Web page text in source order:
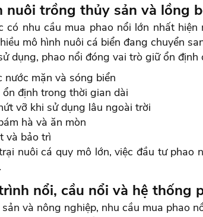
nuôi trồng thủy sản và lồng
có nhu cầu mua phao nổi lớn nhất
mô hình nuôi cá biển đang chuyển
dụng, phao nổi đóng vai trò giữ ổn
nước mặn và sóng biển
ổn định trong thời gian dài
vỡ khi sử dụng lâu ngoài trời
hà và ăn mòn
và bảo trì
nuôi cá quy mô lớn, việc đầu tư
nổi, cầu nổi và hệ thống
và nông nghiệp, nhu cầu mua phao